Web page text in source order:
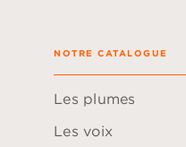
NOTRE CATALOGUE
Les plumes
Les voix